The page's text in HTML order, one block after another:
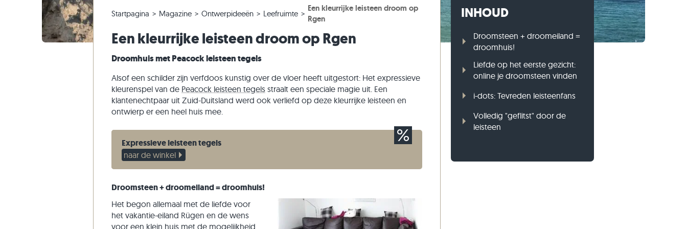
Kwartsiet tegels
Marmer tegels
Antieke tegels
Kalksteen tuintegels
Marmer tuintegels
Kwartsiet terrastegels
Kalksteen straatstenen
Gneis straatstenen
Travertin stapelblokken
Gneis stapelblokken
Gneis opsluitbanden
Bestelling wijzigen of annuleren
Voorbeeldverzending
Levering & transport
Panoramische tour
Tuinontwerp
Leefstijlen
Indrukken van klanten
Zandsteen
Leisteen
Travertin
Startpagina Magazine Ontwerpideeën Leefruimte
Een kleurrijke leisteen droom op
Rgen
Een kleurrijke leisteen droom op Rgen
Droomhuis met Peacock leisteen tegels
Alsof een schilder zijn verfdoos kunstig over de vloer heeft uitgestort: Het expressieve
kleurenspel van de Peacock leisteen tegelsstraalt een speciale magie uit. Een
klantenechtpaar uit Zuid-Duitsland werd ook verliefd op deze kleurrijke leisteen en
ontwierp er een heel huis mee.
Expressieve leisteen tegels
naar de winkel
Droomsteen + droomeiland = droomhuis!
Het begon allemaal met de liefde voor
het vakantie-eiland Rügen en de wens
voor een klein huis met de mogelijkheid
INHOUD
Droomsteen + droomeiland =
droomhuis!
Liefde op het eerste gezicht:
online je droomsteen vinden
i-dots: Tevreden leisteenfans
Volledig "geflitst" door de
leisteen